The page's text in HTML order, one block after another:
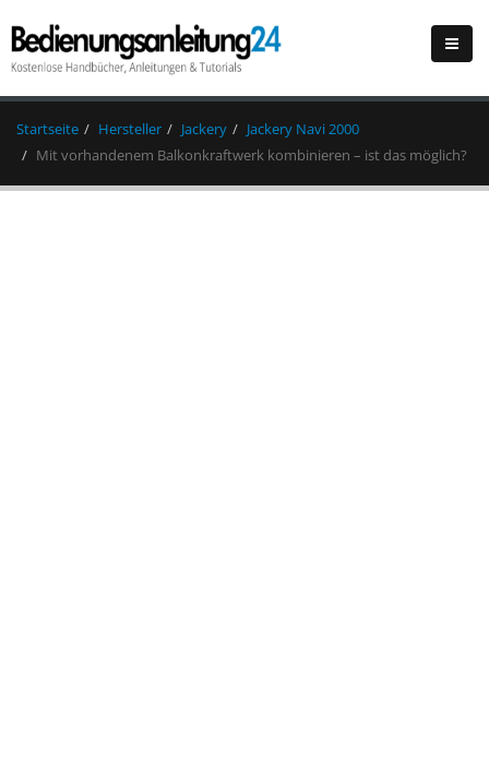
Startseite Hersteller Jackery
Jackery Navi 2000
Mit vorhandenem Balkonkraftwerk kombinieren – ist das möglich?